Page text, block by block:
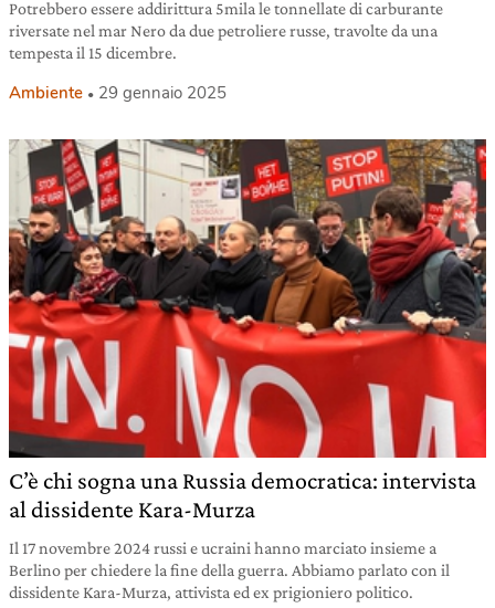
Potrebbero essere addirittura 5mila le tonnellate di carburante
riversate nel mar Nero da due petroliere russe, travolte da una
tempesta il 15 dicembre.
Ambiente 29 gennaio 2025
C’è chi sogna una Russia democratica: intervista
al dissidente Kara-Murza
Il 17 novembre 2024 russi e ucraini hanno marciato insieme a
Berlino per chiedere la fine della guerra. Abbiamo parlato con il
dissidente Kara-Murza, attivista ed ex prigioniero politico.